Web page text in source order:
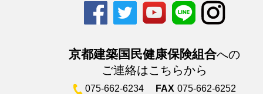
京都建築国民健康保険組合への
ご連絡はこちらから
075-662-6234 FAX 075-662-6252